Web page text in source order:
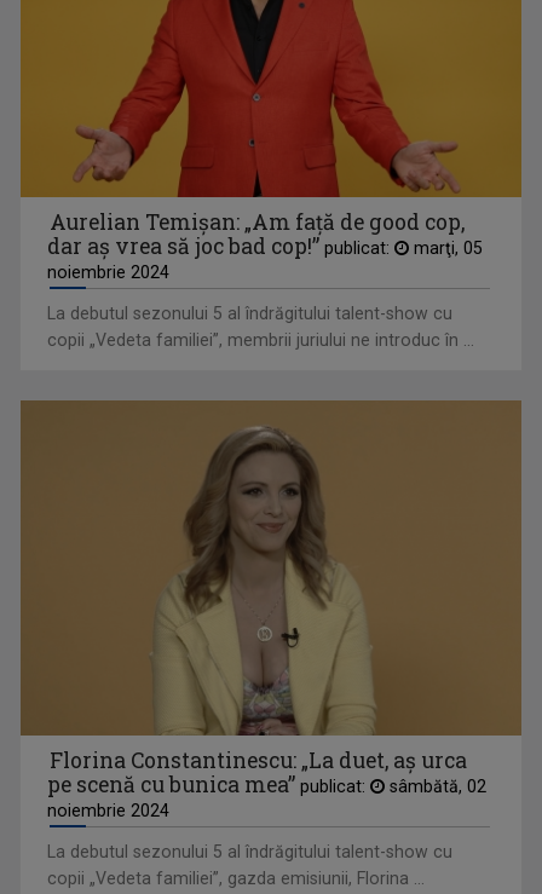
Aurelian Temişan: „Am faţă de good cop,
dar aş vrea să joc bad cop!” publicat:
marţi, 05
noiembrie 2024
La debutul sezonului 5 al îndrăgitului talent-show cu
copii „Vedeta familiei”, membrii juriului ne introduc în ...
Florina Constantinescu: „La duet, aş urca
pe scenă cu bunica mea” publicat:
sâmbătă, 02
noiembrie 2024
La debutul sezonului 5 al îndrăgitului talent-show cu
copii „Vedeta familiei”, gazda emisiunii, Florina ...